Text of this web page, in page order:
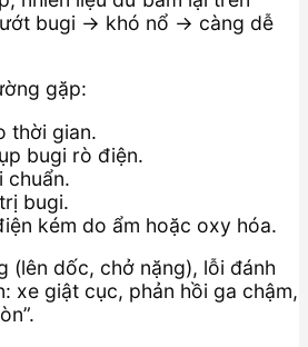
bugi → khó nổ → càng dễ
gặp:
thời gian.
bugi rò điện.
chuẩn.
bugi.
kém do ẩm hoặc oxy hóa.
(lên dốc, chở nặng), lỗi đánh
xe giật cục, phản hồi ga chậm,